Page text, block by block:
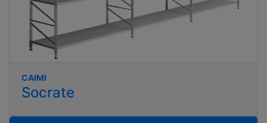
CAIMI
Socrate